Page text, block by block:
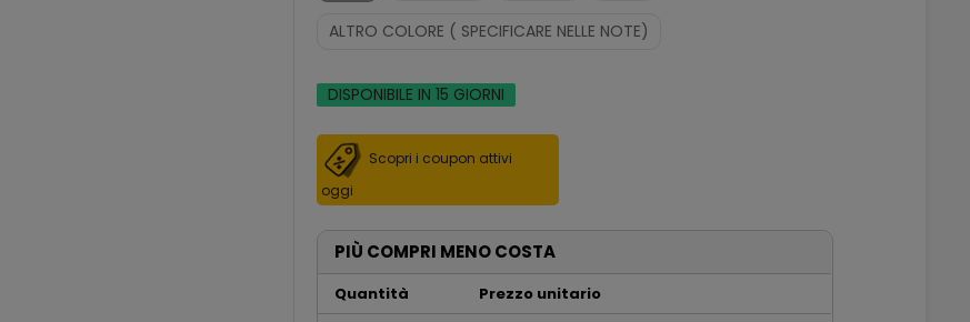
ALTRO COLORE ( SPECIFICARE NELLE NOTE)
DISPONIBILE IN 15 GIORNI
Scopri i coupon attivi
oggi
PIÙ COMPRI MENO COSTA
Quantità Prezzo unitario